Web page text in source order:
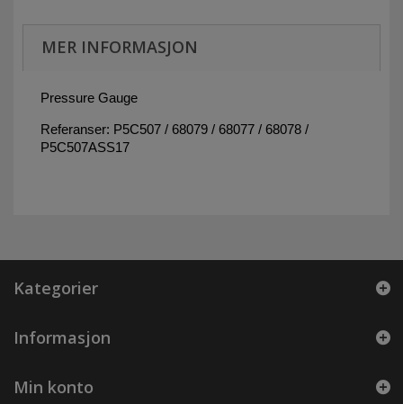
MER INFORMASJON
Pressure Gauge
Referanser: P5C507 / 68079 / 68077 / 68078 /
P5C507ASS17
Kategorier
Informasjon
Min konto